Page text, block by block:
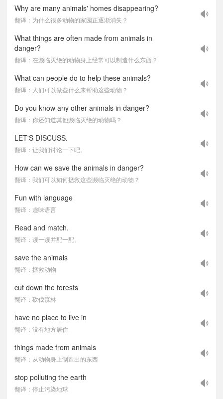
Why are many animals' homes disappearing?
翻译：为什么很多动物的家园正逐渐消失？
What things are often made from animals in
danger?
翻译：在濒临灭绝的动物身上经常可以制造什么东西？
What can people do to help these animals?
翻译：人们可以做些什么来帮助这些动物？
Do you know any other animals in danger?
翻译：你还知道其他濒临灭绝的动物吗？
LET'S DISCUSS.
翻译：让我们讨论一下吧。
How can we save the animals in danger?
翻译：我们可以如何拯救这些濒临灭绝的动物？
Fun with language
翻译：趣味语言
Read and match.
翻译：读一读并配一配。
save the animals
翻译：拯救动物
cut down the forests
翻译：砍伐森林
have no place to live in
翻译：没有地方居住
things made from animals
翻译：从动物身上制造出的东西
stop polluting the earth
翻译：停止污染地球